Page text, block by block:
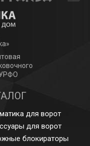
для ворот
для ворот
блокираторы